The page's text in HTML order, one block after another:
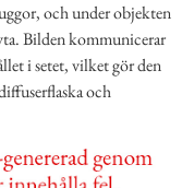
och under objekten
Bilden kommunicerar
i setet, vilket gör den
och